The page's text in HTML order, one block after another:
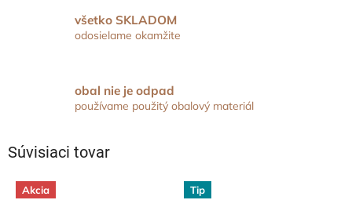
všetko SKLADOM
odosielame okamžite
obal nie je odpad
používame použitý obalový materiál
Súvisiaci tovar
Akcia
Tip